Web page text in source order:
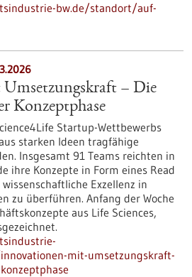
bw.de/standort/auf-
– Die
Konzeptphase
Startup-Wettbewerbs
starken Ideen tragfähige
Insgesamt 91 Teams reichten in
ihre Konzepte in Form eines Read
Exzellenz in
zu überführen. Anfang der Woche
aus Life Sciences,
mit-umsetzungskraft-